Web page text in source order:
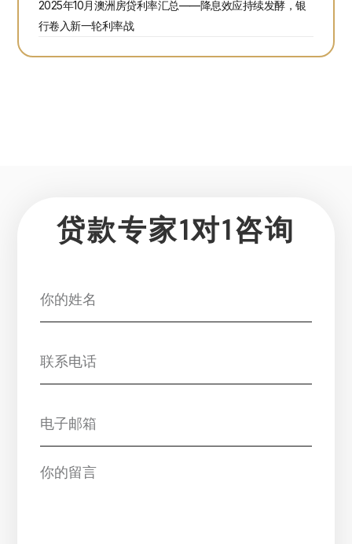
2025年10月澳洲房贷利率汇总——降息效应持续发酵，银
行卷入新一轮利率战
贷款专家1对1咨询